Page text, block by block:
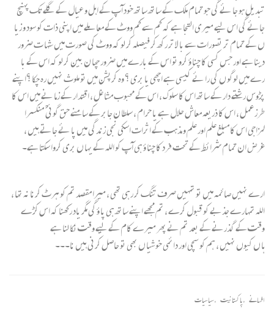
تبدیل ہو جا ئے گی جو تمام ملک کے ساتھ ساتھ خود آپ کے اہل و عیال کے گلے تک پہنچ
جائے گی اس لیے میری التجا ہے کہ کم سے کم ووٹ کے معا ملے میں اپنی ذات کو سود و زیا
ں کے تمام تر تصورات سے با لا تر رکھ کر فیصلہ کر لو کہ ووٹ کی صورت میں شہا ت ضرور
دینا ہے اور جس کسی کا چنا ؤ کرو تو اس کے بارے میں ضرور چھا ن بین کر لو کہ اس کے با
رے میں لوگو ں کی را ئے کیسی ہے اچھی یا بری ؟ وہ کرپشن میں تو ملوث نہیں رہ چکا ؟اپنے
پڑوس رشتے دار کے ساتھ اس کا سلوک ، اس کے محبوب مشا غل ، اقتدار کے زما نے میں اس کا
طرز عمل ، اس کا ذریعہ معاش حلال ہے یا حرام ، سلطا ن جابر کے سامنے حق گوئی ْ منکسرا
لمزاجی اس کا مبلغ علم اور علم و مذہب کے اثرات اسکی نجی زندگی میں پا ئے جاتے ہیں ،
غرض ان تمام شرائط کے تحت فرد کا چنا ؤ ہی آپ کو اللہ کے یہا ں بری کروا سکتا ہے۔
ارے نہیں صائمہ میں تو تمہیں صرف تنگ کر رہی تھی ، میرا مقصد تم کو ہرٹ کرنا نہ تھا ،
اللہ تمہارے جذبے کو قبول کرے ، تم مجھے اپنے ساتھ ہی پا ؤ گی مگر یاد رکھنا کہ اس کڑے
وقت کے گذرنے کے بعد تم نے پھر میرے کام کے لیے وقت نکا لنا ہے
ہا ں کیوں نہیں ، ہم کو سچی اور دائمی خوشیا ں بھی تو حاصل کرنی ہیں نا۔۔۔
افسانے ,پاکستانیت ,سیاسیات